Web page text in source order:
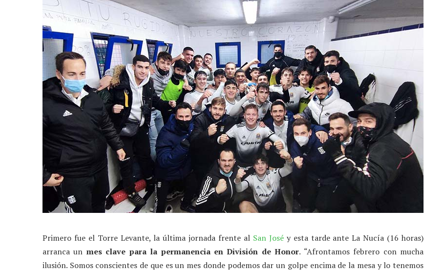
Primero fue el Torre Levante, la última jornada frente al San Joséy esta tarde ante La Nucía (16 horas)
arranca un mes clave para la permanencia en División de Honor. “Afrontamos febrero con mucha
ilusión. Somos conscientes de que es un mes donde podemos dar un golpe encima de la mesa y lo tenemos